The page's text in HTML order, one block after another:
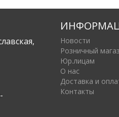
Новости
Розничный
Юр.лицам
О нас
Доставка и
Контакты